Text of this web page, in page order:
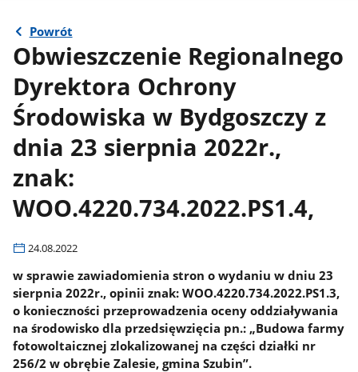
Powrót
Obwieszczenie Regionalnego
Dyrektora Ochrony
Środowiska w Bydgoszczy z
dnia 23 sierpnia 2022r.,
znak:
WOO.4220.734.2022.PS1.4,
24.08.2022
w sprawie zawiadomienia stron o wydaniu w dniu 23
sierpnia 2022r., opinii znak: WOO.4220.734.2022.PS1.3,
o konieczności przeprowadzenia oceny oddziaływania
na środowisko dla przedsięwzięcia pn.: „Budowa farmy
fotowoltaicznej zlokalizowanej na części działki nr
256/2 w obrębie Zalesie, gmina Szubin”.